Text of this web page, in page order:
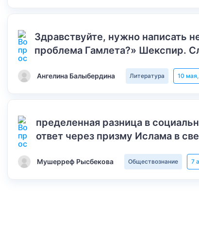
Здравствуйте, нужно написать
проблема Гамлета?» Шекспир.
Ангелина Балыбердина Литература 10
пределенная разница в
ответ через призму Ислама в
Мушерреф Рысбекова Обществознание 7